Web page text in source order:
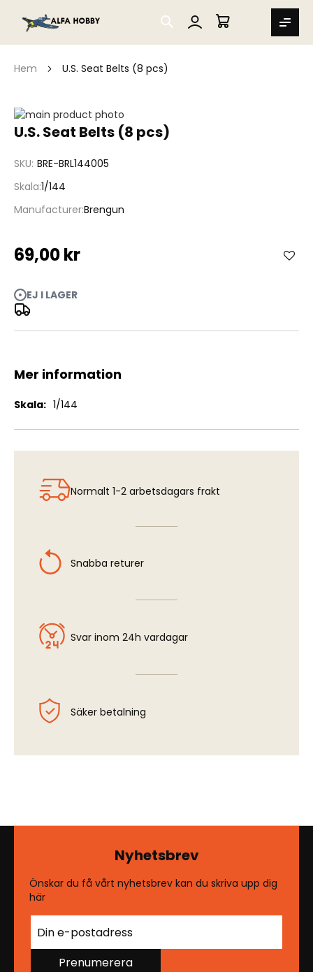
SEARCH
MIN VARUKORG
Hem U.S. Seat Belts (8 pcs)
U.S. Seat Belts (8 pcs)
SKU BRE-BRL144005
Skala 1/144
ManufacturerBrengun
69,00 kr
EJ I LAGER
Hoppa
till
bildgalleriet
Hoppa
av
bildgalleriet
Mer information
Mer
1/144
Normalt 1-2 arbetsdagars frakt
Snabba returer
Svar inom 24h vardagar
Säker betalning
Nyhetsbrev
Önskar du få vårt nyhetsbrev kan du skriva upp dig
här
Prenumerera